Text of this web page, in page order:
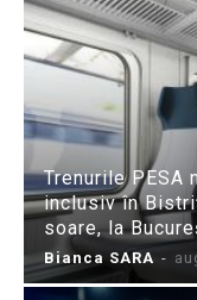
Trenurile PESA
inclusiv în
soare, la
Bianca SARA -